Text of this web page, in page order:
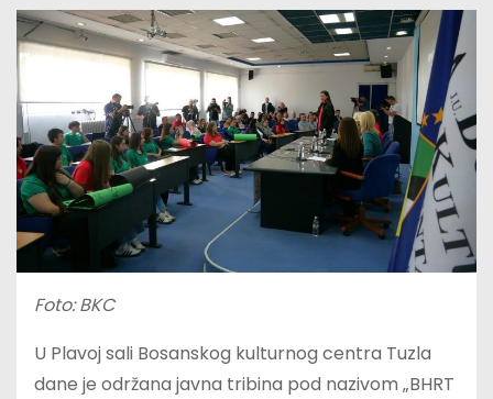
Foto: BKC
U Plavoj sali Bosanskog kulturnog centra Tuzla
dane je održana javna tribina pod nazivom „BHRT